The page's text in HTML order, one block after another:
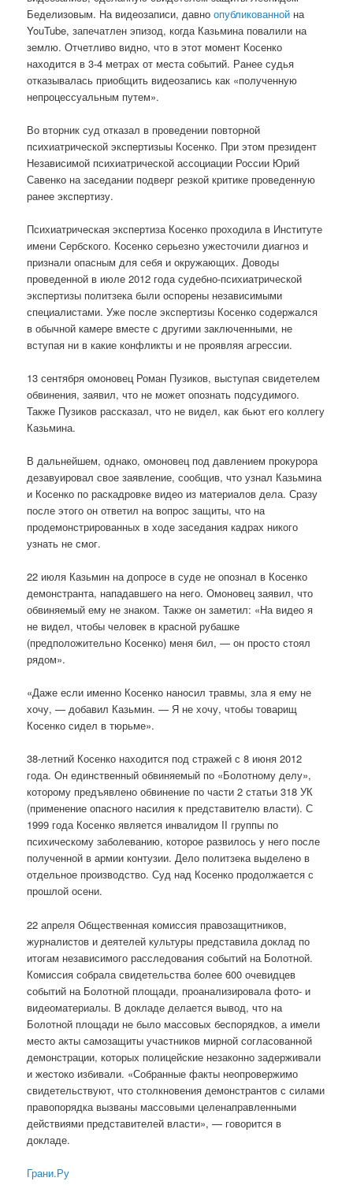
Беделизовым. На видеозаписи, давноопубликованной на
YouTube, запечатлен эпизод, когда Казьмина повалили на
землю. Отчетливо видно, что в этот момент Косенко
находится в 3-4 метрах от места событий. Ранее судья
отказывалась приобщить видеозапись как «полученную
непроцессуальным путем».
Во вторник суд отказал в проведении повторной
психиатрической экспертизыы Косенко. При этом президент
Независимой психиатрической ассоциации России Юрий
Савенко на заседании подверг резкой критике проведенную
ранее экспертизу.
Психиатрическая экспертиза Косенко проходила в Институте
имени Сербского. Косенко серьезно ужесточили диагноз и
признали опасным для себя и окружающих. Доводы
проведенной в июле 2012 года судебно-психиатрической
экспертизы политзека были оспорены независимыми
специалистами. Уже после экспертизы Косенко содержался
в обычной камере вместе с другими заключенными, не
вступая ни в какие конфликты и не проявляя агрессии.
13 сентября омоновец Роман Пузиков, выступая свидетелем
обвинения, заявил, что не может опознать подсудимого.
Также Пузиков рассказал, что не видел, как бьют его коллегу
Казьмина.
В дальнейшем, однако, омоновец под давлением прокурора
дезавуировал свое заявление, сообщив, что узнал Казьмина
и Косенко по раскадровке видео из материалов дела. Сразу
после этого он ответил на вопрос защиты, что на
продемонстрированных в ходе заседания кадрах никого
узнать не смог.
22 июля Казьмин на допросе в суде не опознал в Косенко
демонстранта, нападавшего на него. Омоновец заявил, что
обвиняемый ему не знаком. Также он заметил: «На видео я
не видел, чтобы человек в красной рубашке
(предположительно Косенко) меня бил, — он просто стоял
рядом».
«Даже если именно Косенко наносил травмы, зла я ему не
хочу, — добавил Казьмин. — Я не хочу, чтобы товарищ
Косенко сидел в тюрьме».
38-летний Косенко находится под стражей с 8 июня 2012
года. Он единственный обвиняемый по «Болотному делу»,
которому предъявлено обвинение по части 2 статьи 318 УК
(применение опасного насилия к представителю власти). С
1999 года Косенко является инвалидом II группы по
психическому заболеванию, которое развилось у него после
полученной в армии контузии. Дело политзека выделено в
отдельное производство. Суд над Косенко продолжается с
прошлой осени.
22 апреля Общественная комиссия правозащитников,
журналистов и деятелей культуры представила доклад по
итогам независимого расследования событий на Болотной.
Комиссия собрала свидетельства более 600 очевидцев
событий на Болотной площади, проанализировала фото- и
видеоматериалы. В докладе делается вывод, что на
Болотной площади не было массовых беспорядков, а имели
место акты самозащиты участников мирной согласованной
демонстрации, которых полицейские незаконно задерживали
и жестоко избивали. «Собранные факты неопровержимо
свидетельствуют, что столкновения демонстрантов с силами
правопорядка вызваны массовыми целенаправленными
действиями представителей власти», — говорится в
докладе.
Грани.Ру